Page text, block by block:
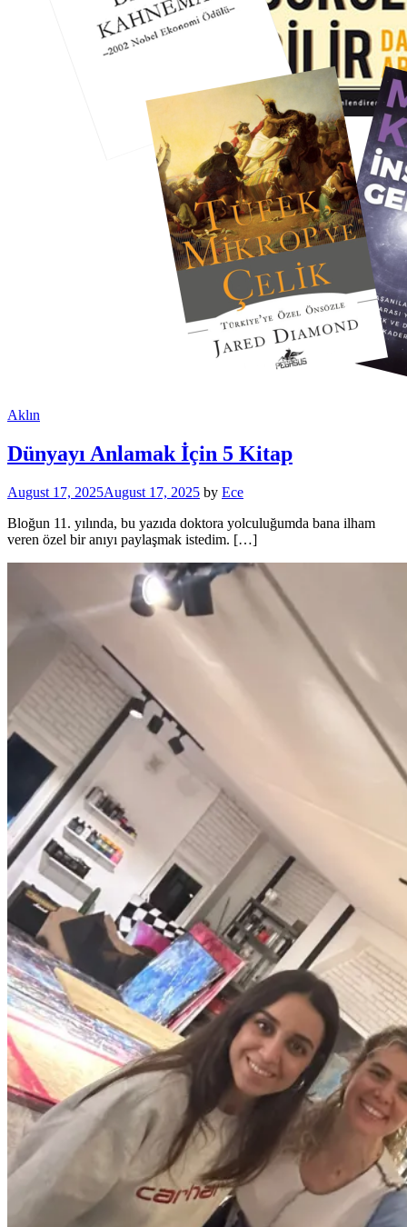
Aklın
Dünyayı Anlamak İçin 5 Kitap
August 17, 2025August 17, 2025 by Ece
Bloğun 11. yılında, bu yazıda doktora yolculuğumda bana ilham
veren özel bir anıyı paylaşmak istedim. […]